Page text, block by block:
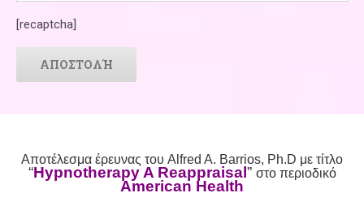
[recaptcha]
Αποτέλεσμα έρευνας του Alfred A. Barrios, Ph.D με τίτλο
“Hypnotherapy A Reappraisal ” στο περιοδικό
American Health